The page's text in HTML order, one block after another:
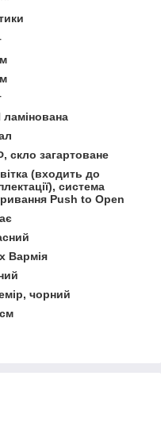
скло загартоване
(входить до
система
Push to Open
Вармія
чорний